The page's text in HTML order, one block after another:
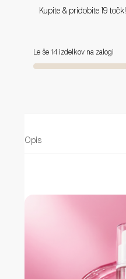
Kupite & pridobite 19 točk!
Le še 14 izdelkov na zalogi
Opis